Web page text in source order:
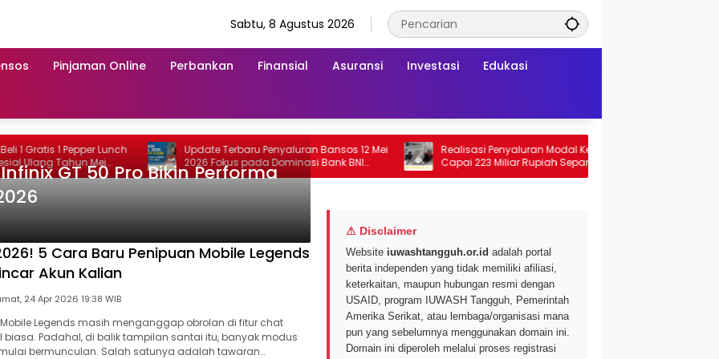
Sabtu, 8 Agustus 2026
Pinjaman Online Perbankan Finansial Asuransi Investasi Edukasi
1 Pepper Lunch
Tahun Mei
Update Terbaru Penyaluran Bansos 12 Mei
2026 Fokus pada Dominasi Bank BNI
serta Struk BRI
Realisasi Penyaluran Modal Kerja CNAF
Capai 223 Miliar Rupiah Sepanjang Maret
2026 Ini
GT 50 Pro Bikin Performa
5 Cara Baru Penipuan Mobile Legends
Akun Kalian
Jumat, 24 Apr 2026 19:38 WIB
Legends masih menganggap obrolan di fitur chat
Padahal, di balik tampilan santai itu, banyak modus
bermunculan. Salah satunya adalah tawaran…
⚠ Disclaimer
Website iuwashtangguh.or.id adalah portal
berita independen yang tidak memiliki afiliasi,
keterkaitan, maupun hubungan resmi dengan
USAID, program IUWASH Tangguh, Pemerintah
Amerika Serikat, atau lembaga/organisasi mana
pun yang sebelumnya menggunakan domain ini.
Domain ini diperoleh melalui proses registrasi